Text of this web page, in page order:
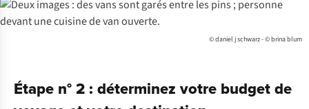
© daniel j schwarz - © brina blum
Étape n° 2 : déterminez votre budget de